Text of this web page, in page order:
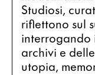
Studiosi,
riflettono sul
interrogando
archivi e
utopia,